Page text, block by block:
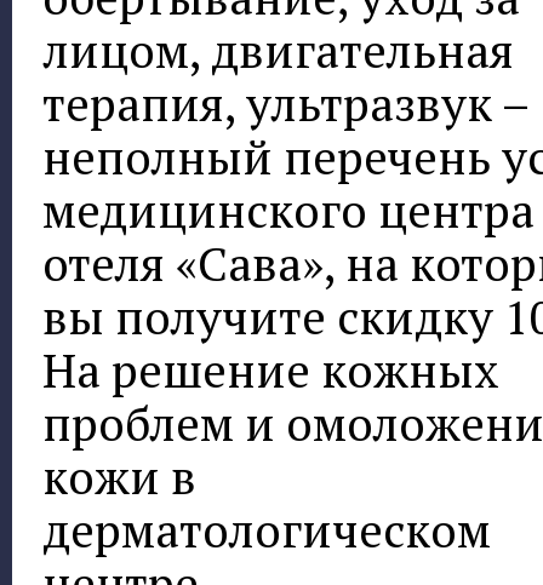
лицом, двигательная
терапия, ультразвук –
неполный перечень
медицинского центра
отеля «Сава», на
вы получите скидку
На решение кожных
проблем и
кожи в
дерматологическом